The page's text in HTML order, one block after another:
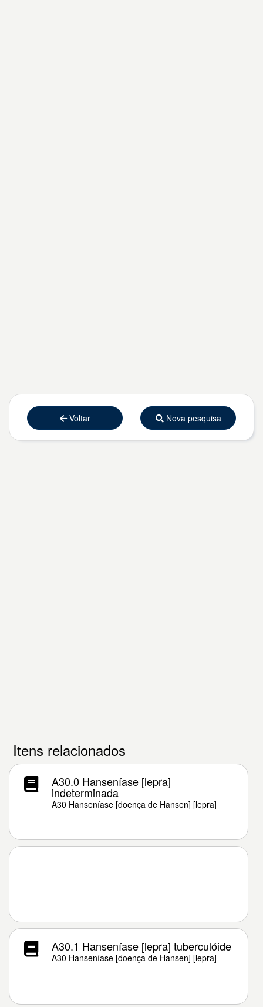
Voltar Nova pesquisa
Itens relacionados
A30.0 Hanseníase [lepra]
indeterminada
A30 Hanseníase [doença de Hansen] [lepra]
A30.1 Hanseníase [lepra] tuberculóide
A30 Hanseníase [doença de Hansen] [lepra]